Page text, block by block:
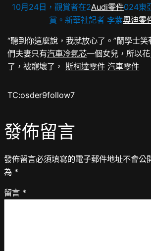
10月24日，觀賞者在2Audi零件024東
賞。新華社記者 李紫奧迪零
“聽到你這麼說，我就放心了。”蘭學士
們夫妻只有汽車冷氣芯一個女兒，所以
了，被寵壞了，斯柯達零件 汽車零件
TC:osder9follow7
發佈留言
發佈留言必須填寫的電子郵件地址不會公
為 *
留言 *